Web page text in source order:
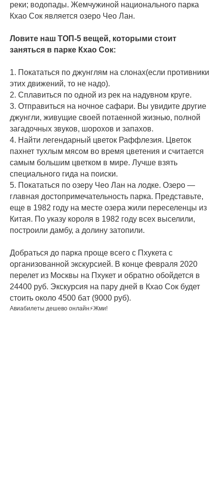
реки; водопады. Жемчужиной национального парка
Кхао Сок является озеро Чео Лан.
Ловите наш ТОП-5 вещей, которыми стоит
заняться в парке Кхао Сок:
1. Покататься по джунглям на слонах(если противники
этих движений, то не надо).
2. Сплавиться по одной из рек на надувном круге.
3. Отправиться на ночное сафари. Вы увидите другие
джунгли, живущие своей потаенной жизнью, полной
загадочных звуков, шорохов и запахов.
4. Найти легендарный цветок Раффлезия. Цветок
пахнет тухлым мясом во время цветения и считается
самым большим цветком в мире. Лучше взять
специального гида на поиски.
5. Покататься по озеру Чео Лан на лодке. Озеро —
главная достопримечательность парка. Представьте,
еще в 1982 году на месте озера жили переселенцы из
Китая. По указу короля в 1982 году всех выселили,
построили дамбу, а долину затопили.
Добраться до парка проще всего с Пхукета с
организованной экскурсией. В конце февраля 2020
перелет из Москвы на Пхукет и обратно обойдется в
24400 руб. Экскурсия на пару дней в Кхао Сок будет
стоить около 4500 бат (9000 руб).
Авиабилеты дешево онлайн⚡Жми!